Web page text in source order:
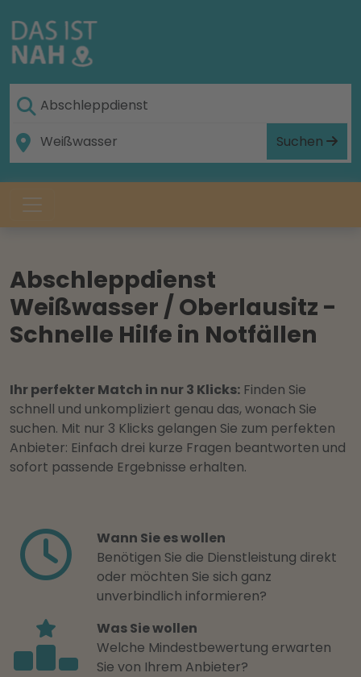
Suchen
Abschleppdienst
Weißwasser / Oberlausitz -
Schnelle Hilfe in Notfällen
Ihr perfekter Match in nur 3 Klicks: Finden Sie
schnell und unkompliziert genau das, wonach Sie
suchen. Mit nur 3 Klicks gelangen Sie zum perfekten
Anbieter: Einfach drei kurze Fragen beantworten und
sofort passende Ergebnisse erhalten.
Wann Sie es wollen
Benötigen Sie die Dienstleistung direkt
oder möchten Sie sich ganz
unverbindlich informieren?
Was Sie wollen
Welche Mindestbewertung erwarten
Sie von Ihrem Anbieter?